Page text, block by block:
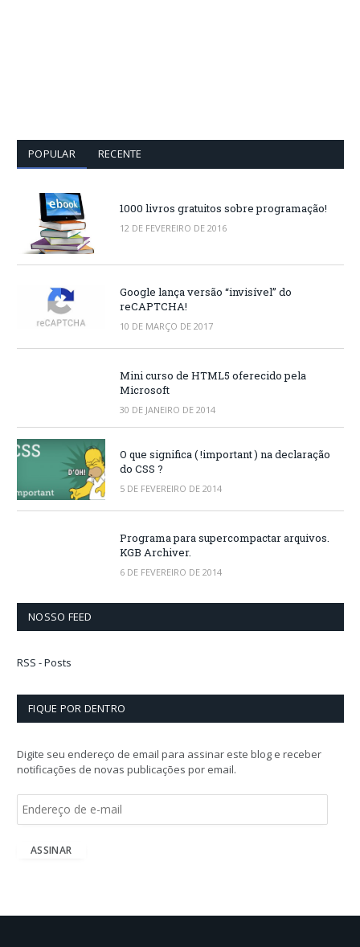
POPULAR RECENTE
1000 livros gratuitos sobre programação!
12 DE FEVEREIRO DE 2016
Google lança versão “invisível” do
reCAPTCHA!
10 DE MARÇO DE 2017
Mini curso de HTML5 oferecido pela
Microsoft
30 DE JANEIRO DE 2014
O que significa ( !important ) na declaração
do CSS ?
5 DE FEVEREIRO DE 2014
Programa para supercompactar arquivos.
KGB Archiver.
6 DE FEVEREIRO DE 2014
NOSSO FEED
RSS - Posts
FIQUE POR DENTRO
Digite seu endereço de email para assinar este blog e receber
notificações de novas publicações por email.
ASSINAR